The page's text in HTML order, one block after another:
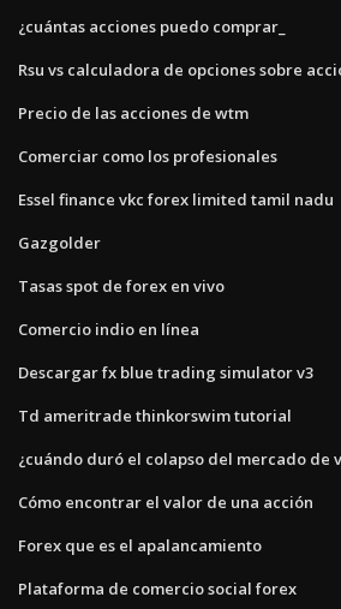
¿cuántas acciones puedo comprar_
Rsu vs calculadora de opciones sobre
Precio de las acciones de wtm
Comerciar como los profesionales
Essel finance vkc forex limited tamil nadu
Gazgolder
Tasas spot de forex en vivo
Comercio indio en línea
Descargar fx blue trading simulator v3
Td ameritrade thinkorswim tutorial
¿cuándo duró el colapso del mercado de
Cómo encontrar el valor de una acción
Forex que es el apalancamiento
Plataforma de comercio social forex